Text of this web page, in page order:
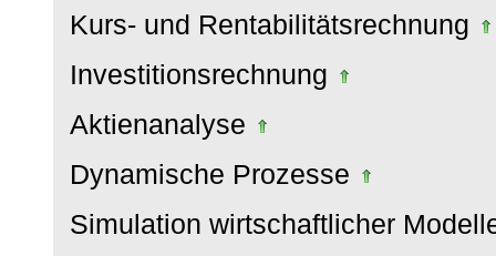
Kurs- und Rentabilitätsrechnung
Investitionsrechnung
Aktienanalyse
Dynamische Prozesse
Simulation wirtschaftlicher